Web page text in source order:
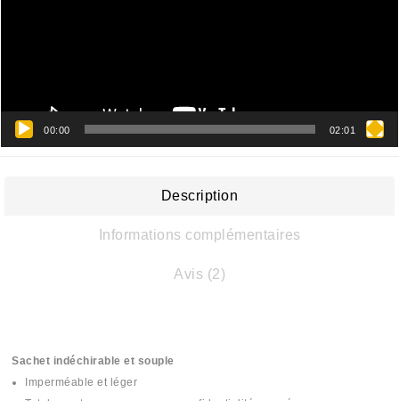
00:00 02:01
Description
Informations complémentaires
Avis (2)
Sachet indéchirable et souple
Imperméable et léger